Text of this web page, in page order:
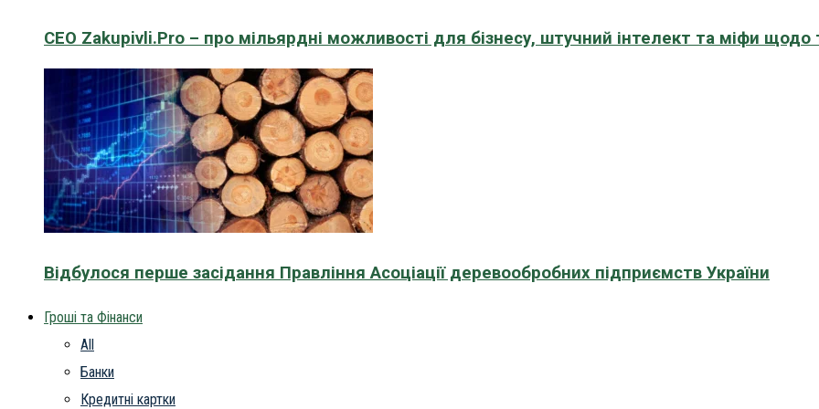
CEO Zakupivli.Pro – про мільярдні можливості для бізнесу, штучний інтелект та міфи щодо
Відбулося перше засідання Правління Асоціації деревообробних підприємств України
Гроші та Фінанси
All
Банки
Кредитні картки